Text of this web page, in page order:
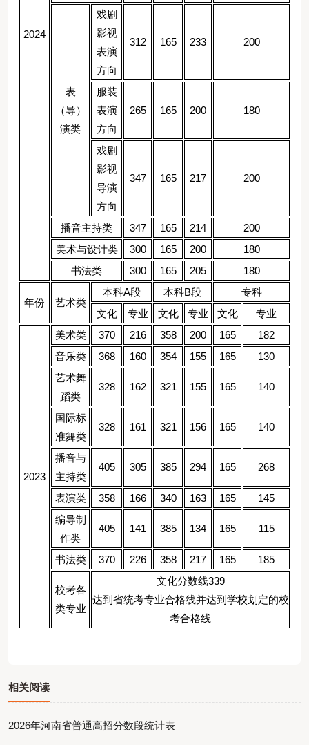
2024
表
（导）
演类
戏剧
影视
表演
方向
312 165 233 200
服装
表演
方向
265 165 200 180
戏剧
影视
导演
方向
347 165 217 200
播音主持类 347 165 214
200
美术与设计类
300 165 200
180
书法类
300 165 205 180
年份 艺术类
本科A段 本科B段
专科
文化
专业 文化 专业 文化 专业
2023
美术类 370 216 358 200 165
182
音乐类
368 160 354 155 165
130
艺术舞
蹈类
328 162 321 155 165 140
国际标
准舞类
328 161 321 156 165 140
播音与
主持类
405 305 385 294 165 268
表演类 358 166 340 163 165
145
编导制
作类
405 141 385 134 165 115
书法类 370 226 358 217 165 185
校考各
类专业
文化分数线339
达到省统考专业合格线并达到学校划定的校
考合格线
相关阅读
2026年河南省普通高招分数段统计表